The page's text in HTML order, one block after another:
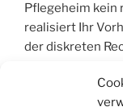
Pflegeheim kein
realisiert Ihr
der diskreten